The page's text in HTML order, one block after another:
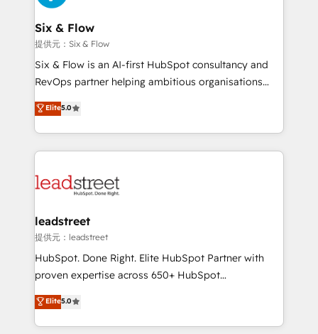
debajo. Te acompañamos a ordenar tu operación
paso a paso, sin frenarla, con la adopción que todos
buscan y pocos logran. Así HubSpot por fin rinde. Y
hay algo más: cada proceso que ordenás construye
el contexto real de cómo opera tu empresa —lo
donde todos tendrán la misma IA, va a ganar quien
tenga el mejor contexto para alimentarla. Sin
Partner Elite con +700 implementaciones en LATAM.
Six & Flow
提供元：Six & Flow
Six & Flow is an AI-first HubSpot consultancy and
RevOps partner helping ambitious organisations
grow with clarity, confidence, and intelligence.
Operating across the UK, Netherlands, Ireland, and
Canada, we’ve delivered thousands of successful
HubSpot projects for mid-market and enterprise
combine HubSpot, data, and AI to design connected
and technology for predictable, scalable revenue
growth. Our expertise spans RevOps, CRM and data
architecture, AI enablement, and strategic marketing,
delivered through our proprietary FLAIR framework
Partner and ISO 27001:2022 certified consultancy,
we blend strategy, creativity, and technology to help
Elite5.0
leadstreet
提供元：leadstreet
HubSpot. Done Right. Elite HubSpot Partner with
proven expertise across 650+ HubSpot
implementations. With 12+ years of HubSpot
experience, we help you use the HubSpot platform
to its fullest capacity, improve your current HubSpot
Elite5.0